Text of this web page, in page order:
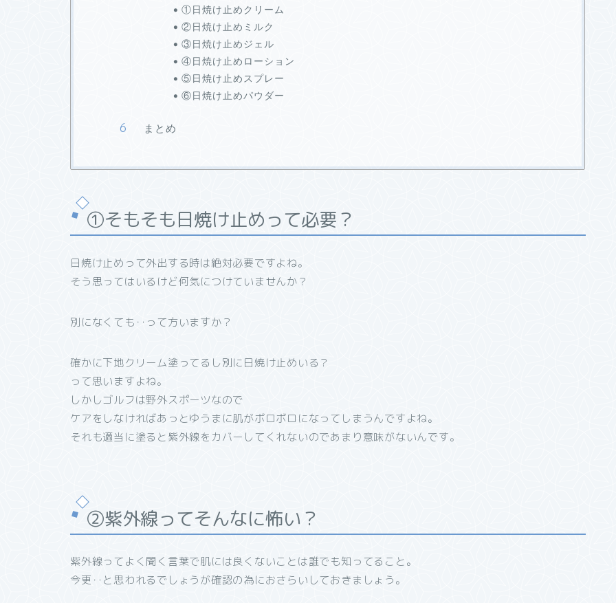
①日焼け止めクリーム
②日焼け止めミルク
③日焼け止めジェル
④日焼け止めローション
⑤日焼け止めスプレー
⑥日焼け止めパウダー
まとめ
①そもそも日焼け止めって必要？
日焼け止めって外出する時は絶対必要ですよね。
そう思ってはいるけど何気につけていませんか？
別になくても‥って方いますか？
確かに下地クリーム塗ってるし別に日焼け止めいる？
って思いますよね。
しかしゴルフは野外スポーツなので
ケアをしなければあっとゆうまに肌がボロボロになってしまうんですよね。
それも適当に塗ると紫外線をカバーしてくれないのであまり意味がないんです。
②紫外線ってそんなに怖い？
紫外線ってよく聞く言葉で肌には良くないことは誰でも知ってること。
今更‥と思われるでしょうが確認の為におさらいしておきましょう。